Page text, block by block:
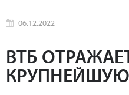
06.12.2022
ВТБ
КРУПНЕЙШУЮ